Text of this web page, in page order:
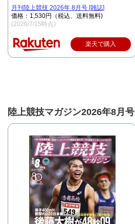
月刊陸上競技 2026年 8月号 [雑誌]
価格：1,530円（税込、送料無料)
(2026/7/15時点)
楽天で購入
陸上競技マガジン2026年8月号